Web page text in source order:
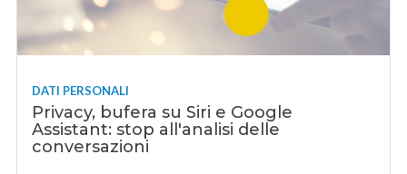
DATI PERSONALI
Privacy, bufera su Siri e Google
Assistant: stop all'analisi delle
conversazioni